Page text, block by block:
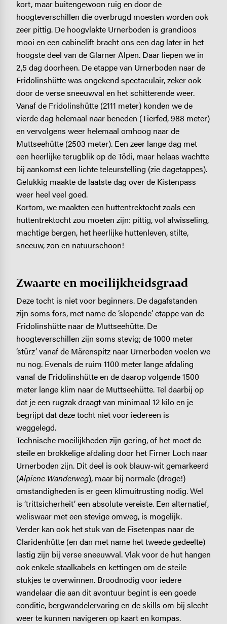
kort, maar buitengewoon ruig en door de
hoogteverschillen die overbrugd moesten worden ook
zeer pittig. De hoogvlakte Urnerboden is grandioos
mooi en een cabinelift bracht ons een dag later in het
hoogste deel van de Glarner Alpen. Daar liepen we in
2,5 dag doorheen. De etappe van Urnerboden naar de
Fridolinshütte was ongekend spectaculair, zeker ook
door de verse sneeuwval en het schitterende weer.
Vanaf de Fridolinshütte (2111 meter) konden we de
vierde dag helemaal naar beneden (Tierfed, 988 meter)
en vervolgens weer helemaal omhoog naar de
Muttseehütte (2503 meter). Een zeer lange dag met
een heerlijke terugblik op de Tödi, maar helaas wachtte
bij aankomst een lichte teleurstelling (zie dagetappes).
Gelukkig maakte de laatste dag over de Kistenpass
weer heel veel goed.
Kortom, we maakten een huttentrektocht zoals een
huttentrektocht zou moeten zijn: pittig, vol afwisseling,
machtige bergen, het heerlijke huttenleven, stilte,
sneeuw, zon en natuurschoon!
Zwaarte en moeilijkheidsgraad
Deze tocht is niet voor beginners. De dagafstanden
zijn soms fors, met name de ‘slopende’ etappe van de
Fridolinshütte naar de Muttseehütte. De
hoogteverschillen zijn soms stevig; de 1000 meter
‘stürz’ vanaf de Märenspitz naar Urnerboden voelen we
nu nog. Evenals de ruim 1100 meter lange afdaling
vanaf de Fridolinshütte en de daarop volgende 1500
meter lange klim naar de Muttseehütte. Tel daarbij op
dat je een rugzak draagt van minimaal 12 kilo en je
begrijpt dat deze tocht niet voor iedereen is
weggelegd.
Technische moeilijkheden zijn gering, of het moet de
steile en brokkelige afdaling door het Firner Loch naar
Urnerboden zijn. Dit deel is ook blauw-wit gemarkeerd
(Alpiene Wanderweg), maar bij normale (droge!)
omstandigheden is er geen klimuitrusting nodig. Wel
is ‘trittsicherheit’ een absolute vereiste. Een alternatief,
weliswaar met een stevige omweg, is mogelijk.
Verder kan ook het stuk van de Fisetenpas naar de
Claridenhütte (en dan met name het tweede gedeelte)
lastig zijn bij verse sneeuwval. Vlak voor de hut hangen
ook enkele staalkabels en kettingen om de steile
stukjes te overwinnen. Broodnodig voor iedere
wandelaar die aan dit avontuur begint is een goede
conditie, bergwandelervaring en de skills om bij slecht
weer te kunnen navigeren op kaart en kompas.